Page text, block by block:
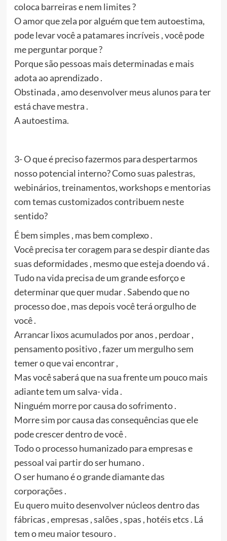
coloca barreiras e nem limites ?
O amor que zela por alguém que tem autoestima,
pode levar você a patamares incríveis , você pode
me perguntar porque ?
Porque são pessoas mais determinadas e mais
adota ao aprendizado .
Obstinada , amo desenvolver meus alunos para ter
está chave mestra .
A autoestima.
3- O que é preciso fazermos para despertarmos
nosso potencial interno? Como suas palestras,
webinários, treinamentos, workshops e mentorias
com temas customizados contribuem neste
sentido?
É bem simples , mas bem complexo .
Você precisa ter coragem para se despir diante das
suas deformidades , mesmo que esteja doendo vá .
Tudo na vida precisa de um grande esforço e
determinar que quer mudar . Sabendo que no
processo doe , mas depois você terá orgulho de
você .
Arrancar lixos acumulados por anos , perdoar ,
pensamento positivo , fazer um mergulho sem
temer o que vai encontrar ,
Mas você saberá que na sua frente um pouco mais
adiante tem um salva- vida .
Ninguém morre por causa do sofrimento .
Morre sim por causa das consequências que ele
pode crescer dentro de você .
Todo o processo humanizado para empresas e
pessoal vai partir do ser humano .
O ser humano é o grande diamante das
corporações .
Eu quero muito desenvolver núcleos dentro das
fábricas , empresas , salões , spas , hotéis etcs . Lá
tem o meu maior tesouro .